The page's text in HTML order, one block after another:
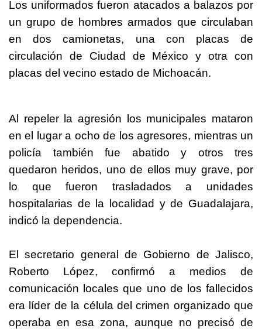
Los uniformados fueron atacados a balazos por
un grupo de hombres armados que circulaban
en dos camionetas, una con placas de
circulación de Ciudad de México y otra con
placas del vecino estado de Michoacán.
Al repeler la agresión los municipales mataron
en el lugar a ocho de los agresores, mientras un
policía también fue abatido y otros tres
quedaron heridos, uno de ellos muy grave, por
lo que fueron trasladados a unidades
hospitalarias de la localidad y de Guadalajara,
indicó la dependencia.
El secretario general de Gobierno de Jalisco,
Roberto López, confirmó a medios de
comunicación locales que uno de los fallecidos
era líder de la célula del crimen organizado que
operaba en esa zona, aunque no precisó de